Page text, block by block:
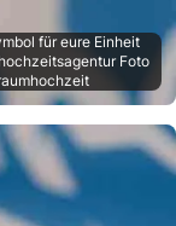
für eure Einheit
Foto